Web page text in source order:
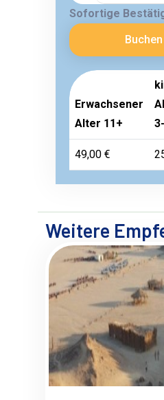
Sofortige
Buchen
Erwachsener
Alter 11+
49,00 €
Weitere